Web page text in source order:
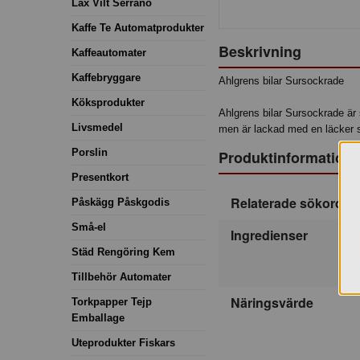
Lax Vilt Serrano
Kaffe Te Automatprodukter
Kaffeautomater
Kaffebryggare
Köksprodukter
Livsmedel
Porslin
Presentkort
Påskägg Påskgodis
Små-el
Städ Rengöring Kem
Tillbehör Automater
Torkpapper Tejp
Emballage
Uteprodukter Fiskars
Beskrivning
Ahlgrens bilar Sursockrade
Ahlgrens bilar Sursockrade
men är lackad med en läcker
Produktinformation
Relaterade sökord
Ingredienser
Näringsvärde